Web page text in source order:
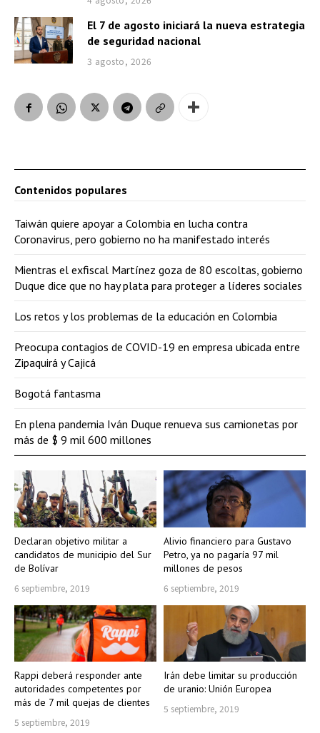
El 7 de agosto iniciará la nueva estrategia
de seguridad nacional
3 agosto, 2026
Declaran objetivo militar a
candidatos de municipio del Sur
de Bolívar
6 septiembre, 2019
Alivio financiero para Gustavo
Petro, ya no pagaría 97 mil
millones de pesos
6 septiembre, 2019
Rappi deberá responder ante
autoridades competentes por
más de 7 mil quejas de clientes
5 septiembre, 2019
Irán debe limitar su producción
de uranio: Unión Europea
5 septiembre, 2019
Contenidos populares
Taiwán quiere apoyar a Colombia en lucha contra
Coronavirus, pero gobierno no ha manifestado interés
Mientras el exfiscal Martínez goza de 80 escoltas, gobierno
Duque dice que no hay plata para proteger a líderes sociales
Los retos y los problemas de la educación en Colombia
Preocupa contagios de COVID-19 en empresa ubicada entre
Zipaquirá y Cajicá
Bogotá fantasma
En plena pandemia Iván Duque renueva sus camionetas por
más de $ 9 mil 600 millones